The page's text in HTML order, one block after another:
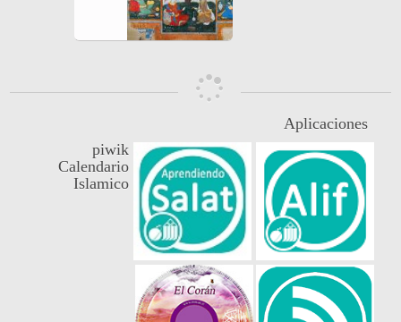
Aplicaciones
piwik
Calendario
Islamico